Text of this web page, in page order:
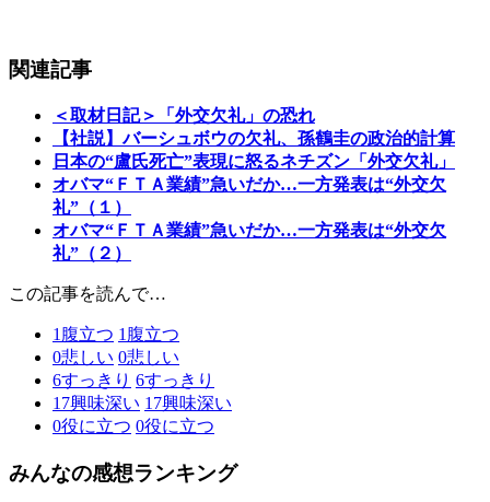
関連記事
＜取材日記＞「外交欠礼」の恐れ
【社説】バーシュボウの欠礼、孫鶴圭の政治的計算
日本の“盧氏死亡”表現に怒るネチズン「外交欠礼」
オバマ“ＦＴＡ業績”急いだか…一方発表は“外交欠
礼”（１）
オバマ“ＦＴＡ業績”急いだか…一方発表は“外交欠
礼”（２）
この記事を読んで…
1 腹立つ 1 腹立つ
0悲しい 0悲しい
6すっきり 6すっきり
17興味深い 17興味深い
0役に立つ 0役に立つ
みんなの感想ランキング